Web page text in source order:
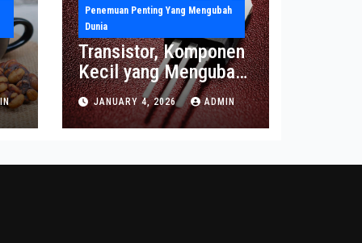
Penemuan Penting Yang Mengubah
Dunia
Transistor, Komponen
Kecil yang Mengubah
Dunia Elektronika
Modern
JANUARY 4, 2026 ADMIN